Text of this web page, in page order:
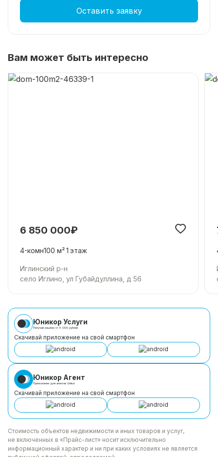
Оставить заявку
Вам может быть интересно
6 850 000₽
4-комн100 м²1 этаж
Иглинский р-н
село Иглино, ул Губайдуллина, д 56
Юникор Услуги
Получай кешбэк от 5 000 рублей
Скачивай приложение на свой смартфон
Юникор Агент
Приложение для агентов Unikor
Скачивай приложение на свой смартфон
Стоимость объектов недвижимости и иных товаров и услуг,
не включенных в «Прайс-лист» носит исключительно
информационный характер и ни при каких условиях не является